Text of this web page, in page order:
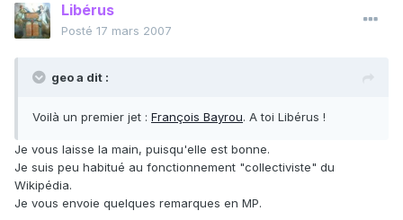
Libérus
Posté 17 mars 2007
geo a dit :
Voilà un premier jet : François Bayrou. A toi Libérus !
Je vous laisse la main, puisqu'elle est bonne.
Je suis peu habitué au fonctionnement "collectiviste" du
Wikipédia.
Je vous envoie quelques remarques en MP.